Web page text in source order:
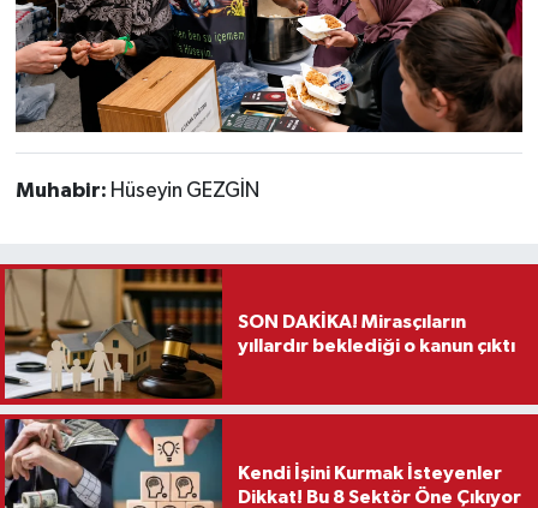
Muhabir: Hüseyin GEZGİN
SON DAKİKA! Mirasçıların
yıllardır beklediği o kanun çıktı
Kendi İşini Kurmak İsteyenler
Dikkat! Bu 8 Sektör Öne Çıkıyor